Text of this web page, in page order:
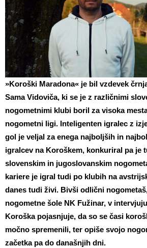
»Koroški Maradona« je bil vzdevek
Sama Vidoviča, ki se je z različnimi
nogometnimi klubi boril za visoka
nogometni ligi. Inteligenten igralec z
gol je veljal za enega najboljših in
igralcev na Koroškem, konkuriral pa je
slovenskim in jugoslovanskim
kariere je igral tudi po klubih na
danes tudi živi. Bivši odlični
nogometne šole NK Fužinar, v
Koroška pojasnjuje, da so se časi
močno spremenili, ter opiše svojo
začetka pa do današnjih dni.